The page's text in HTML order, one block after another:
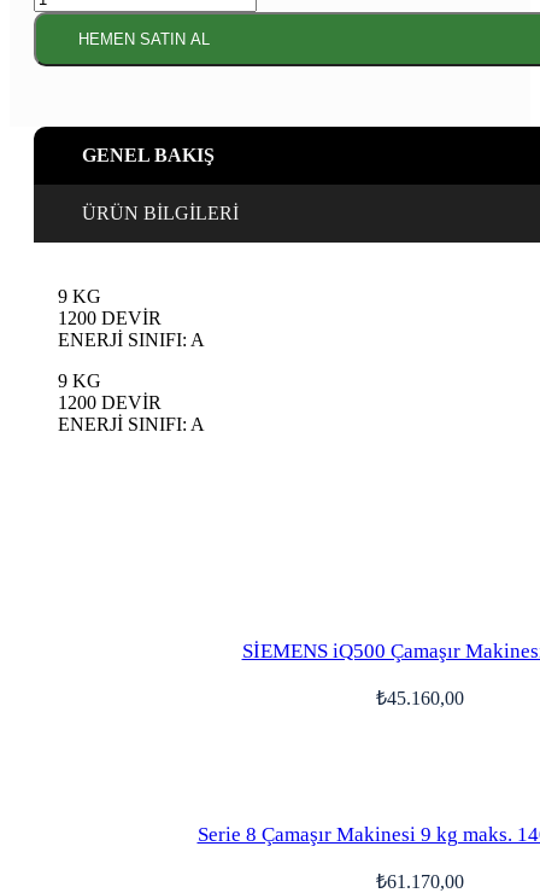
Çamaşır
Makinesi
kg
HEMEN SATIN AL
GENEL BAKIŞ
ÜRÜN BİLGİLERİ
9 KG
1200 DEVİR
ENERJİ SINIFI: A
9 KG
1200 DEVİR
ENERJİ SINIFI: A
SİEMENS iQ500 Çamaşır
₺45.160,00
Serie 8 Çamaşır Makinesi 9 kg maks.
₺61.170,00